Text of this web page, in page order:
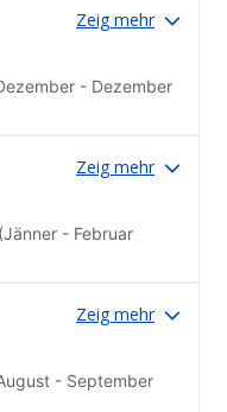
Zeig mehr
- Dezember
Zeig mehr
(Jänner - Februar
Zeig mehr
- September